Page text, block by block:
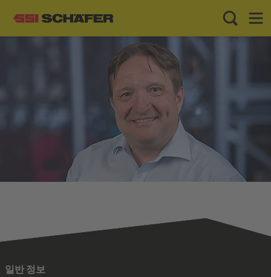
Toggle
일반 정보